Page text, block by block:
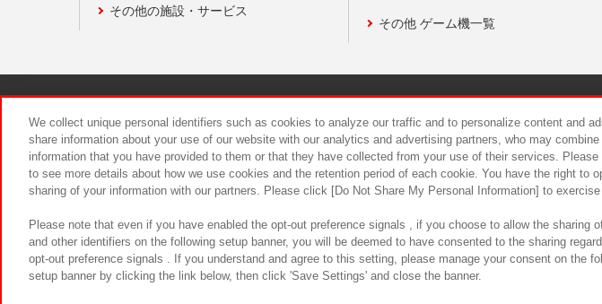
その他の施設・サービス
その他 ゲーム機一覧
食品のご提供について カスタマーハラスメ
We collect unique personal identifiers such as cookies to analyze our traffic and to personalize content and
share information about your use of our website with our analytics and advertising partners, who may
information that you have provided to them or that they have collected from your use of their services.
to see more details about how we use cookies and the retention period of each cookie. You have the right to
sharing of your information with our partners. Please click [Do Not Share My Personal Information] to
Please note that even if you have enabled the opt-out preference signals , if you choose to allow the sharing
and other identifiers on the following setup banner, you will be deemed to have consented to the sharing
opt-out preference signals . If you understand and agree to this setting, please manage your consent on the
setup banner by clicking the link below, then click 'Save Settings' and close the banner.